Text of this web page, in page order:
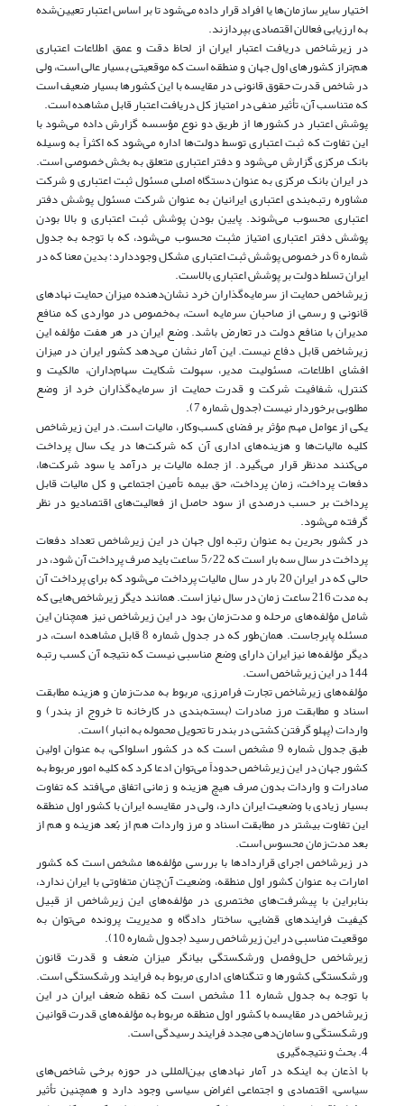
اختیار سایر سازمان‌ها یا افراد قرار داده می‌شود تا بر اساس اعتبار تعیین‌شده
به ارزیابی فعالان اقتصادی بپردازند.
در زیرشاخص دریافت اعتبار ایران از لحاظ دقت و عمق اطلاعات اعتباری
هم‌تراز کشورهای اول جهان و منطقه است که موقعیتی بسیار عالی است، ولی
در شاخص قدرت حقوق قانونی در مقایسه با این کشورها بسیار ضعیف است
که متناسب آن، تأثیر منفی در امتیاز کل دریافت اعتبار قابل مشاهده است.
پوشش اعتبار در کشورها از طریق دو نوع مؤسسه گزارش داده می‌شود با
این تفاوت که ثبت اعتباری توسط دولت‌ها اداره می‌شود که اکثراً به وسیله
بانک مرکزی گزارش می‌شود و دفتر اعتباری متعلق به بخش خصوصی است.
در ایران بانک مرکزی به عنوان دستگاه اصلی مسئول ثبت اعتباری و شرکت
مشاوره رتبه‌بندی اعتباری ایرانیان به عنوان شرکت مسئول پوشش دفتر
اعتباری محسوب می‌شوند. پایین بودن پوشش ثبت اعتباری و بالا بودن
پوشش دفتر اعتباری امتیاز مثبت محسوب می‌شود، که با توجه به جدول
شماره 6 در خصوص پوشش ثبت اعتباری مشکل وجوددارد؛ بدین معنا که در
ایران تسلط دولت بر پوشش اعتباری بالاست.
زیرشاخص حمایت از سرمایه‌گذاران خرد نشان‌دهنده میزان حمایت نهادهای
قانونی و رسمی از صاحبان سرمایه است، به‌خصوص در مواردی که منافع
مدیران با منافع دولت در تعارض باشد. وضع ایران در هر هفت مؤلفه این
زیرشاخص قابل دفاع نیست. این آمار نشان می‌دهد کشور ایران در میزان
افشای اطلاعات، مسئولیت مدیر، سهولت شکایت سهام‌داران، مالکیت و
کنترل، شفافیت شرکت و قدرت حمایت از سرمایه‌گذاران خرد از وضع
مطلوبی برخوردار نیست (جدول شماره 7).
یکی از عوامل مهم مؤثر بر فضای کسب‌و‌کار، مالیات است. در این زیرشاخص
کلیه مالیات‌ها و هزینه‌های اداری آن که شرکت‌ها در یک سال پرداخت
می‌کنند مد‌نظر قرار می‌گیرد. از جمله مالیات بر درآمد یا سود شرکت‌ها،
دفعات پرداخت، زمان پرداخت، حق بیمه تأمین اجتماعی و کل مالیات قابل
پرداخت بر حسب درصدی از سود حاصل از فعالیت‌های اقتصادیو در نظر
گرفته می‌شود.
در کشور بحرین به عنوان رتبه اول جهان در این زیرشاخص تعداد دفعات
پرداخت در سال سه بار است که 5/22 ساعت باید صرف پرداخت آن شود، در
حالی که در ایران 20 بار در سال مالیات پرداخت می‌شود که برای پرداخت آن
به مدت 216 ساعت زمان در سال نیاز است. همانند دیگر زیرشاخص‌هایی که
شامل مؤلفه‌های مرحله و مدت‌زمان بود در این زیرشاخص نیز همچنان این
مسئله پابرجاست. همان‌طور که در جدول شماره 8 قابل مشاهده است، در
دیگر مؤلفه‌ها نیز ایران دارای وضع مناسبی نیست که نتیجه آن کسب رتبه
144 در این زیرشاخص است.
مؤلفه‌های زیرشاخص تجارت فرامرزی، مربوط به مدت‌زمان و هزینه مطابقت
اسناد و مطابقت مرز صادرات (بسته‌بندی در کارخانه تا خروج از بندر) و
واردات (پهلو گرفتن کشتی در بندر تا تحویل محموله به انبار) است.
طبق جدول شماره 9 مشخص است که در کشور اسلواکی، به عنوان اولین
کشور جهان در این زیرشاخص حدوداً می‌توان ادعا کرد که کلیه امور مربوط به
صادرات و واردات بدون صرف هیچ هزینه و زمانی اتفاق می‌افتد که تفاوت
بسیار زیادی با وضعیت ایران دارد، ولی در مقایسه ایران با کشور اول منطقه
این تفاوت بیشتر در مطابقت اسناد و مرز واردات هم از بُعد هزینه و هم از
بعد مدت‌زمان محسوس است.
در زیرشاخص اجرای قراردادها با بررسی مؤلفه‌ها مشخص است که کشور
امارات به عنوان کشور اول منطقه، وضعیت آن‌چنان متفاوتی با ایران ندارد،
بنابراین با پیشرفت‌های مختصری در مؤلفه‌های این زیرشاخص از قبیل
کیفیت فرایندهای قضایی، ساختار دادگاه و مدیریت پرونده می‌توان به
موقعیت مناسبی در این زیرشاخص رسید (جدول شماره 10).
زیرشاخص حل‌وفصل ورشکستگی بیانگر میزان ضعف و قدرت قانون
ورشکستگی کشورها و تنگناهای اداری مربوط به فرایند ورشکستگی است.
با توجه به جدول شماره 11 مشخص است که نقطه ضعف ایران در این
زیرشاخص در مقایسه با کشور اول منطقه مربوط به مؤلفه‌های قدرت قوانین
ورشکستگی و سامان‌دهی مجدد فرایند رسیدگی است.
4. بحث و نتیجه‌گیری
با اذعان به اینکه در آمار نهادهای بین‌المللی در حوزه برخی شاخص‌های
سیاسی، اقتصادی و اجتماعی اغراض سیاسی وجود دارد و همچنین تأثیر